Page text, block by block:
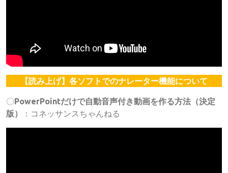
【読み上げ】各ソフトでのナレーター機能について
〇PowerPointだけで自動音声付き動画を作る方法（決定
版）
：コネッサンスちゃんねる